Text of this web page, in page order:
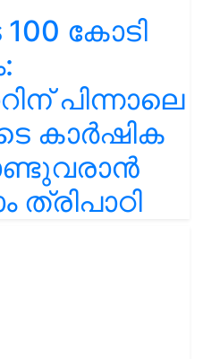
കോടി
പിന്നാലെ
കാർഷിക
ത്രിപാഠി